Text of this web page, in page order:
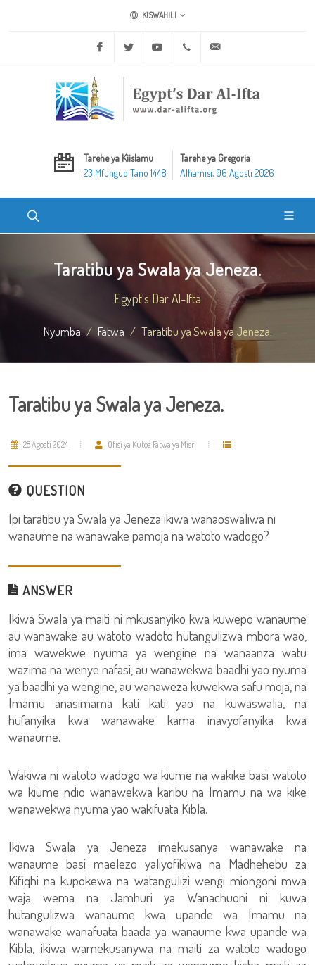
KISWAHILI
Facebook Twitter Youtube +20 2 25970400
Tarehe ya Kiislamu
23 Mfunguo Tano 1448
Tarehe ya Gregoria
Alhamisi, 06 Agosti 2026
Taratibu ya Swala ya Jeneza.
Egypt's Dar Al-Ifta
Nyumba Fatwa Taratibu ya Swala ya Jeneza.
Taratibu ya Swala ya Jeneza.
28 Agosti 2024 Ofisi ya Kutoa Fatwa ya Misri
QUESTION
Ipi taratibu ya Swala ya Jeneza ikiwa wanaoswaliwa ni
wanaume na wanawake pamoja na watoto wadogo?
ANSWER
Ikiwa Swala ya maiti ni mkusanyiko kwa kuwepo wanaume
au wanawake au watoto wadoto hutangulizwa mbora wao,
ima wawekwe nyuma ya wengine na wanaanza watu
wazima na wenye nafasi, au wanawekwa baadhi yao nyuma
ya baadhi ya wengine, au wanaweza kuwekwa safu moja, na
Imamu anasimama kati kati yao na kuwaswalia, na
hufanyika kwa wanawake kama inavyofanyika kwa
wanaume.
Wakiwa ni watoto wadogo wa kiume na wakike basi watoto
wa kiume ndio wanawekwa karibu na Imamu na wa kike
wanawekwa nyuma yao wakifuata Kibla.
Ikiwa Swala ya Jeneza imekusanya wanawake na
wanaume basi maelezo yaliyofikiwa na Madhehebu za
Kifiqhi na kupokewa na watangulizi wengi miongoni mwa
waja wema na Jamhuri ya Wanachuoni ni kuwa
hutangulizwa wanaume kwa upande wa Imamu na
wanawake wanafuata baada ya wanaume kwa upande wa
Kibla, ikiwa wamekusanywa na maiti za watoto wadogo